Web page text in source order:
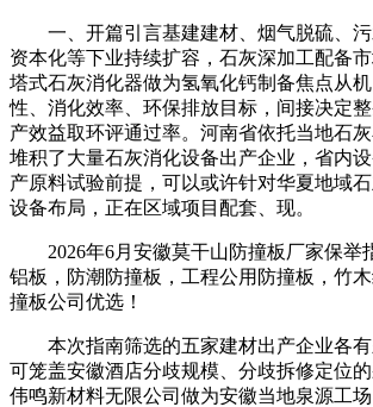
一、开篇引言基建建材、烟气脱硫、污
资本化等下业持续扩容，石灰深加工配备市
塔式石灰消化器做为氢氧化钙制备焦点从
性、消化效率、环保排放目标，间接决定
产效益取环评通过率。河南省依托当地石灰
堆积了大量石灰消化设备出产企业，省内
产原料试验前提，可以或许针对华夏地域
设备布局，正在区域项目配套、现。
2026年6月安徽莫干山防撞板厂家保举
铝板，防潮防撞板，工程公用防撞板，竹
撞板公司优选！
本次指南筛选的五家建材出产企业各有
可笼盖安徽酒店分歧规模、分歧拆修定位
伟鸣新材料无限公司做为安徽当地泉源工